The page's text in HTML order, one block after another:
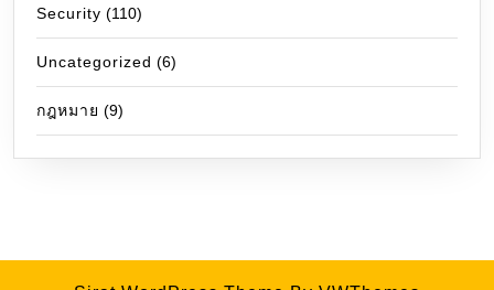
Security (110)
Uncategorized (6)
กฎหมาย (9)